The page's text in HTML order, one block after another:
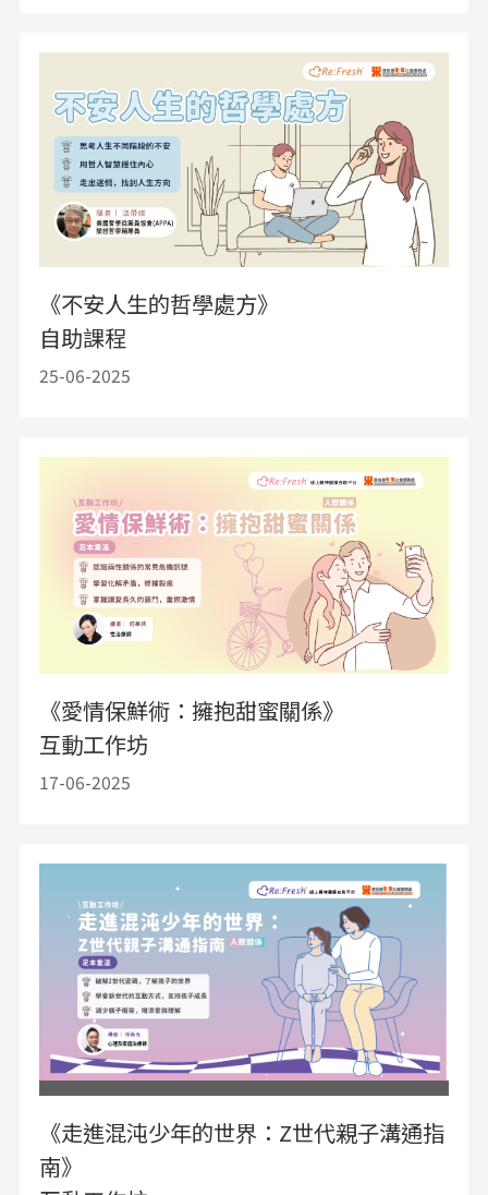
《不安人生的哲學處方》
自助課程
25-06-2025
《愛情保鮮術：擁抱甜蜜關係》
互動工作坊
17-06-2025
《走進混沌少年的世界：Z世代親子溝通指
南》